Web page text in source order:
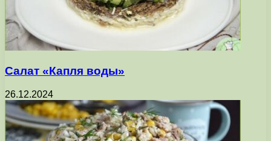
Салат «Капля воды»
26.12.2024